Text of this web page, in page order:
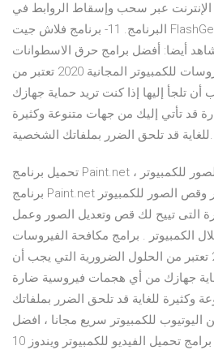
عبر سحب وإسقاط الروابط في
البرنامج. 11- برنامج فلاش جيت FlashGet يعطي لك اقصي سرعة
شاهد أيضا: أفضل برامج حرق الاسطوانات
المجانية برامج مكافحة الفيروسات للكمبيوتر المجانية 2020 تعتبر من
أن تلجأ إليها إذا كنت تريد حماية جهازك
قد تأتي إليك من جهات متنوعة وكثيرة
للغاية قد تلحق الضرر بملفاتك الشخصية.
تحميل برنامج Paint.net افضل برنامج تعديل الصور للكمبيوتر ،
برنامج Paint.net يعد اشهر برامج تعديل الصور وقص الصور للكمبيوتر
التى تييح لك قص وتعديل الصور وعمل
الكمبيوتر . برامج مكافحة الفيروسات
للكمبيوتر المجانية 2020 تعتبر من الحلول الضرورية التي يجب أن
جهازك من أي هجمات فيروسية ضارة
وكثيرة للغاية قد تلحق الضرر بملفاتك
اليوتيوب للكمبيوتر سريع مجانا ، افضل
5 برامج تحميل الفيديو للكمبيوتر ويندوز 10 mp3، تنزيل فيديوهات